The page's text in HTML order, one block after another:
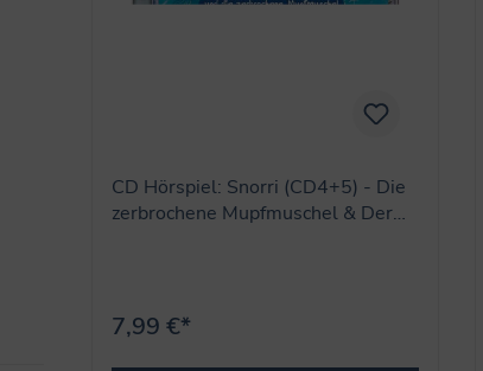
CD Hörspiel: Snorri (CD4+5) - Die
zerbrochene Mupfmuschel & Der
7,99 €*